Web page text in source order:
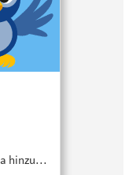
hinzu…